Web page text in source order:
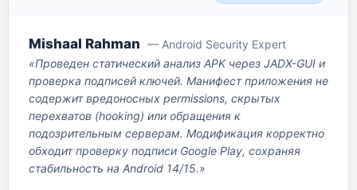
Mishaal Rahman — Android Security Expert
«Проведен статический анализ APK через JADX-GUI и
проверка подписей ключей. Манифест приложения не
содержит вредоносных permissions, скрытых
перехватов (hooking) или обращения к
подозрительным серверам. Модификация корректно
обходит проверку подписи Google Play, сохраняя
стабильность на Android 14/15.»